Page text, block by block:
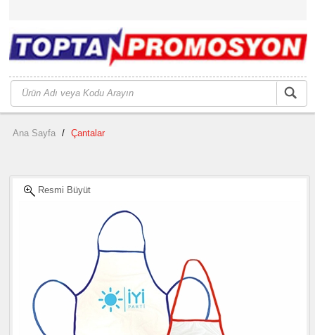
Ana Sayfa / Çantalar
Resmi Büyüt